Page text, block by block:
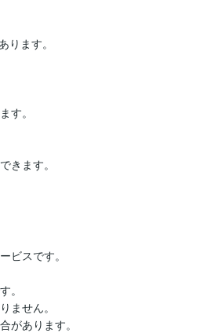
ます。
す。
きます。
ビスです。
。
ません。
があります。